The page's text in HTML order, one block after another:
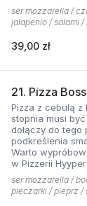
ser mozzarella /
jalapenio / salami /
39,00 zł
21. Pizza
Pizza z cebulą z
stopnia musi
dołączy do
podkreślenia
Warto
w Pizzerii
pomidorowy
jogurtowo-czosnkowy oraz
kwaśny , każdy
ser mozzarella /
pieczarki / pieprz /